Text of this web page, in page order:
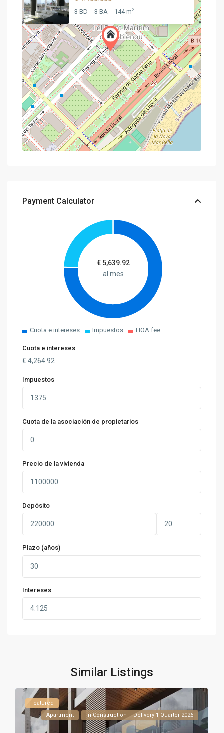
3 BD 3 BA 144 m2
Payment Calculator
€ 5,639.92
al mes
Cuota e intereses Impuestos HOA fee
Cuota e intereses
€4,264.92
Impuestos
Cuota de la asociación de propietarios
Precio de la vivienda
Depósito
Plazo (años)
Intereses
Similar Listings
Featured
Apartment
In Construction – Delivery 1 Quarter 2026